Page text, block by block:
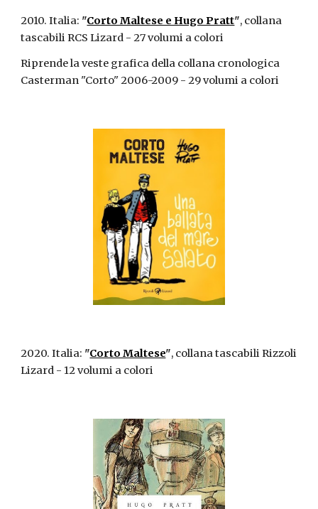
2010. Italia: "Corto Maltese e Hugo Pratt", collana
tascabili RCS Lizard - 27 volumi a colori
Riprende la veste grafica della collana cronologica
Casterman "Corto" 2006-2009 - 29 volumi a colori
2020. Italia: "Corto Maltese", collana tascabili Rizzoli
Lizard - 12 volumi a colori